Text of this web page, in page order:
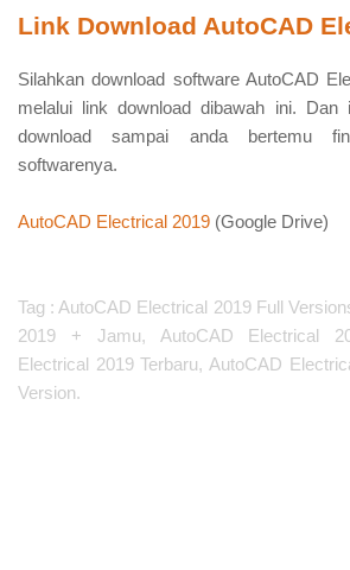
Link Download AutoCAD
Silahkan download software AutoCAD
melalui link download dibawah ini. Dan
download sampai anda bertemu
softwarenya.
AutoCAD Electrical 2019 (Google Drive)
Tag : AutoCAD Electrical 2019 Full
2019 + Jamu, AutoCAD Electrical
Electrical 2019 Terbaru, AutoCAD
Version.